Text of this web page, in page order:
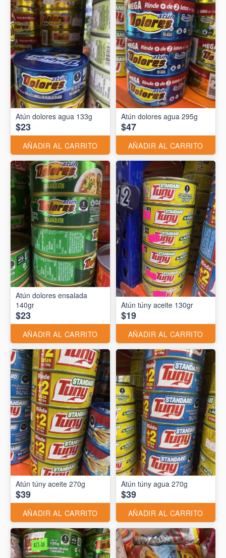
Atún dolores agua 133g
$23
AÑADIR AL CARRITO
Atún dolores agua 295g
$47
AÑADIR AL CARRITO
Atún dolores ensalada
140gr
$23
AÑADIR AL CARRITO
Atún túny aceite 130gr
$19
AÑADIR AL CARRITO
Atún túny aceite 270g
$39
AÑADIR AL CARRITO
Atún túny agua 270g
$39
AÑADIR AL CARRITO